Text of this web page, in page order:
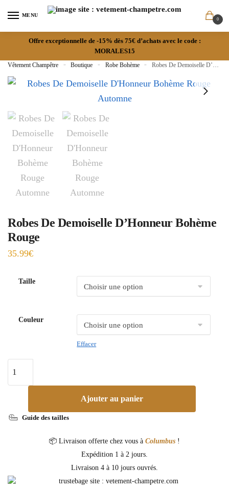
MENU
0
Offre exceptionnelle de -15% dès 75€ d’achats avec le code :
MORALES15
Vêtement Champêtre » Boutique » Robe Bohème » Robes De Demoiselle D’Honneur Bohème Rouge
Robes De Demoiselle D’Honneur Bohème
Rouge
35.99€
Taille
Couleur
Effacer
Ajouter au panier
Guide des tailles
📦 Livraison offerte chez vous à Columbus !
Expédition 1 à 2 jours.
Livraison 4 à 10 jours ouvrés.